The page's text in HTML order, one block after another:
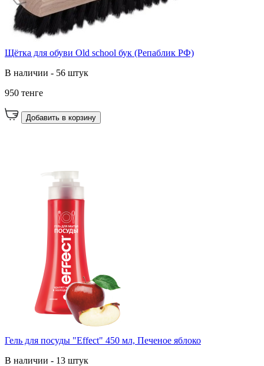
Щётка для обуви Old school бук (Репаблик РФ)
В наличии - 56 штук
950 тенге
Добавить в корзину
Гель для посуды "Effect" 450 мл, Печеное яблоко
В наличии - 13 штук